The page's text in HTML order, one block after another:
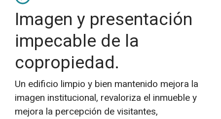
Imagen y presentación
impecable de la
copropiedad.
Un edificio limpio y bien mantenido mejora la
imagen institucional, revaloriza el inmueble y
mejora la percepción de visitantes,